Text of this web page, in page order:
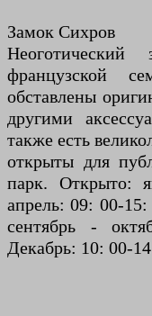
Замок Сихров
Неоготический
французской
обставлены
другими
также есть
открыты для
парк. Открыто:
апрель: 09: 00-
сентябрь -
Декабрь: 10: 00-